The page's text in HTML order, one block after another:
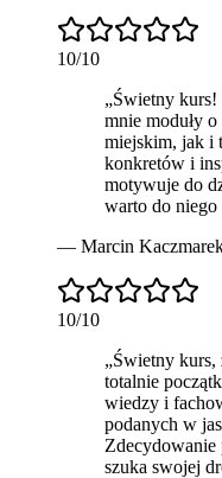
10/10
„Świetny kurs!
mnie moduły
miejskim, jak i
konkretów i
motywuje do
warto do niego
— Marcin
10/10
„Świetny kurs,
totalnie
wiedzy i
podanych w
Zdecydowanie
szuka swojej